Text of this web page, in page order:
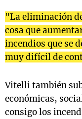
"La eliminación
cosa que
incendios que se
muy difícil de
Vitelli también
económicas,
consigo los